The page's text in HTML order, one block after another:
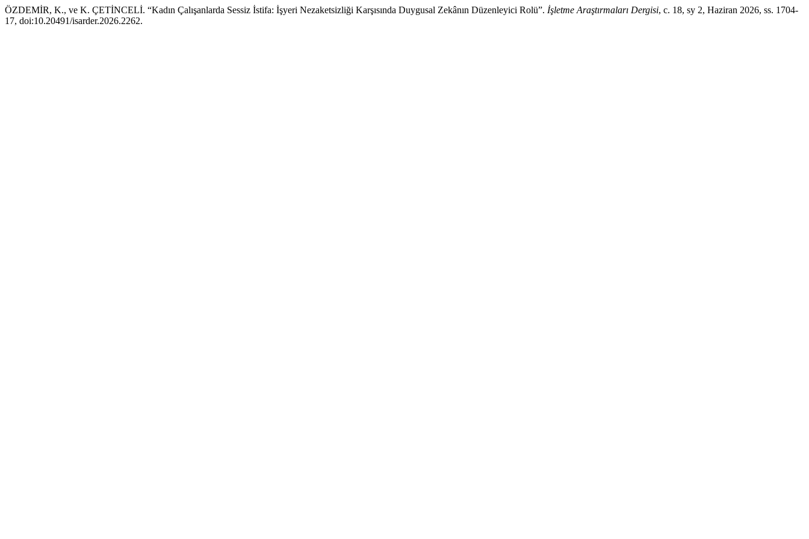
ÖZDEMİR, K., ve K. ÇETİNCELİ. “Kadın Çalışanlarda Sessiz İstifa: İşyeri Nezaketsizliği Karşısında Duygusal Zekânın Düzenleyici Rolü”. İşletme Araştırmaları Dergisi, c. 18, sy 2, Haziran 2026, ss. 1704-
17, doi:10.20491/isarder.2026.2262.